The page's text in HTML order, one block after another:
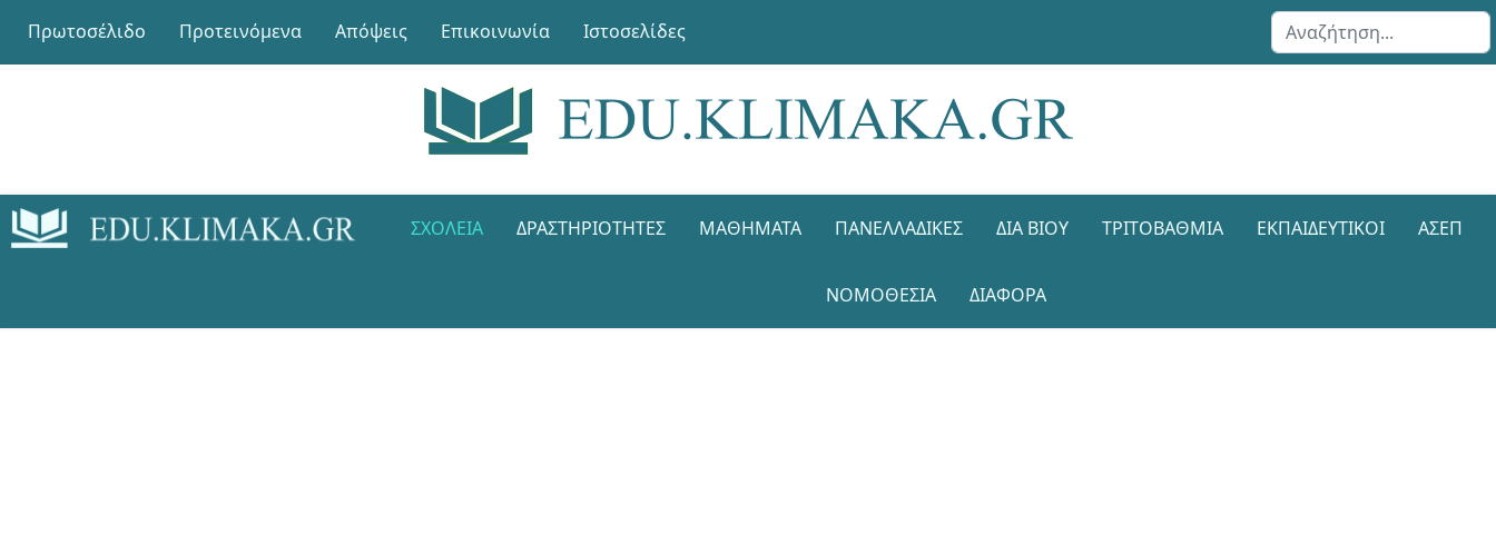
Πρωτοσέλιδο Προτεινόμενα Απόψεις Επικοινωνία Ιστοσελίδες Αναζήτηση...
ΣΧΟΛΕΊΑ ΔΡΑΣΤΗΡΙΌΤΗΤΕΣ ΜΑΘΉΜΑΤΑ ΠΑΝΕΛΛΑΔΙΚΈΣ ΔΙΑ ΒΊΟΥ ΤΡΙΤΟΒΆΘΜΙΑ ΕΚΠΑΙΔΕΥΤΙΚΟΊ ΑΣΕΠ
ΝΟΜΟΘΕΣΊΑ ΔΙΑΦΟΡΑ